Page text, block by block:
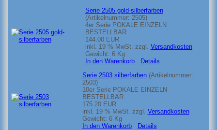
Serie 2505 gold-silberfarben
(Artikelnummer: 2505)
4er Serie POKALE EINZELN
BESTELLBAR
144.00 EUR
inkl. 19 % MwSt. zzgl. Versandkosten
Gewicht: 6 Kg
In den Warenkorb
Details
Serie 2503 silberfarben (Artikelnummer:
2503)
10er Serie POKALE EINZELN
BESTELLBAR
175.20 EUR
inkl. 19 % MwSt. zzgl. Versandkosten
Gewicht: 6 Kg
In den Warenkorb
Details